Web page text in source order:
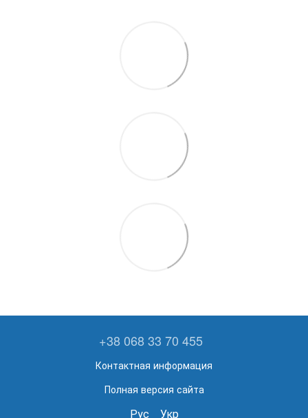
+38 068 33 70 455
Контактная информация
Полная версия сайта
Рус Укр